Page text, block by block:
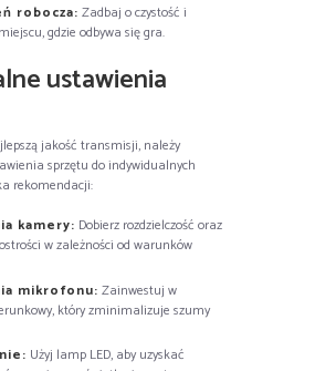
robocza: Zadbaj o czystość i
gdzie odbywa się gra.
ustawienia
jakość transmisji, należy
sprzętu do indywidualnych
rekomendacji:
kamery: Dobierz rozdzielczość oraz
w zależności od warunków
mikrofonu: Zainwestuj w
który zminimalizuje szumy
Użyj lamp LED, aby uzyskać